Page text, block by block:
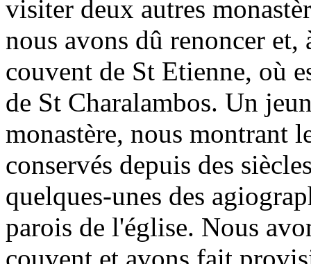
visiter deux autres
nous avons dû renoncer
couvent de St Etienne, où
de St Charalambos. Un
monastère, nous montrant
conservés depuis des
quelques-unes des
parois de l'église. Nous